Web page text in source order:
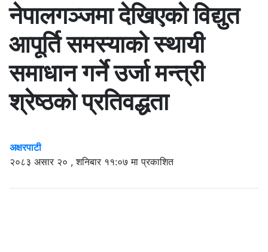
नेपालगञ्जमा देखिएको विद्युत
आपूर्ति समस्याको स्थायी
समाधान गर्ने उर्जा मन्त्री
श्रेष्ठको प्रतिवद्धता
अक्षरपाटी
२०८३ असार २० , शनिबार ११:०७ मा प्रकाशित